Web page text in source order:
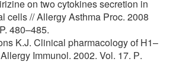
on two cytokines secretion in
cells // Allergy Asthma Proc. 2008
480–485.
K.J. Clinical pharmacology of H1–
Immunol. 2002. Vol. 17. Р.